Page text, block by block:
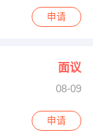
申请
面议
08-09
申请